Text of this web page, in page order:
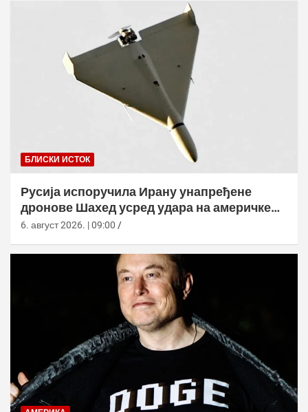
БЛИСКИ ИСТОК
Русија испоручила Ирану унапређене
дронове Шахед усред удара на америчке
базе
6. август 2026. | 09:00